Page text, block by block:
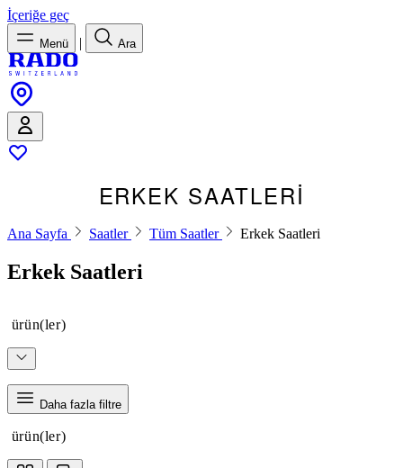
İçeriğe geç
Menü | Ara
ERKEK SAATLERI
Ana Sayfa Saatler Tüm Saatler Erkek Saatleri
Erkek Saatleri
ürün(ler)
Daha fazla filtre
ürün(ler)